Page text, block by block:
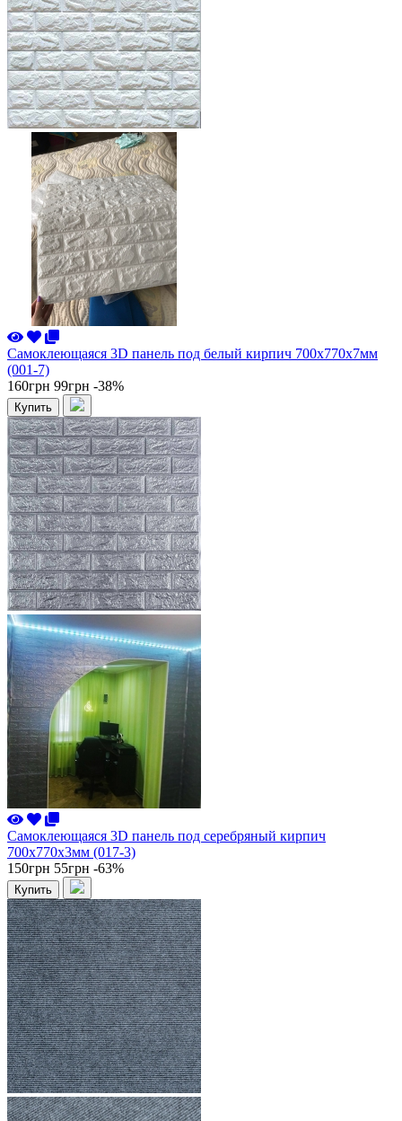
Самоклеющаяся 3D панель под белый кирпич 700x770x7мм
(001-7)
160грн 99грн -38%
Купить
Самоклеющаяся 3D панель под серебряный кирпич
700x770x3мм (017-3)
150грн 55грн -63%
Купить